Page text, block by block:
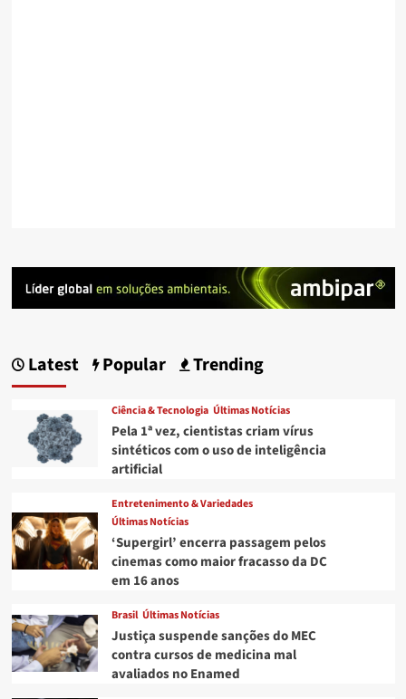
Latest Popular Trending
Ciência & Tecnologia Últimas Notícias
Pela 1ª vez, cientistas criam vírus
sintéticos com o uso de inteligência
artificial
Entretenimento & Variedades
Últimas Notícias
‘Supergirl’ encerra passagem pelos
cinemas como maior fracasso da DC
em 16 anos
Brasil Últimas Notícias
Justiça suspende sanções do MEC
contra cursos de medicina mal
avaliados no Enamed